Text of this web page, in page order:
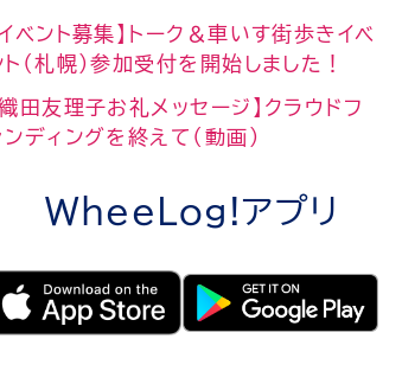
イベント募集】トーク＆車いす街歩きイベ
ト（札幌）参加受付を開始しました！
織田友理子お礼メッセージ】クラウドフ
ンディングを終えて（動画）
WheeLog!アプリ